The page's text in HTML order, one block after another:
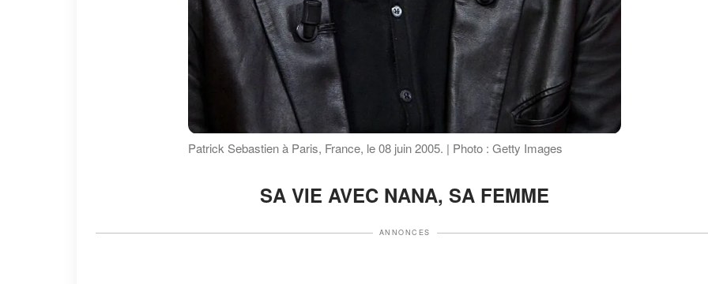
Patrick Sebastien à Paris, France, le 08 juin 2005. | Photo : Getty Images
SA VIE AVEC NANA, SA FEMME
ANNONCES